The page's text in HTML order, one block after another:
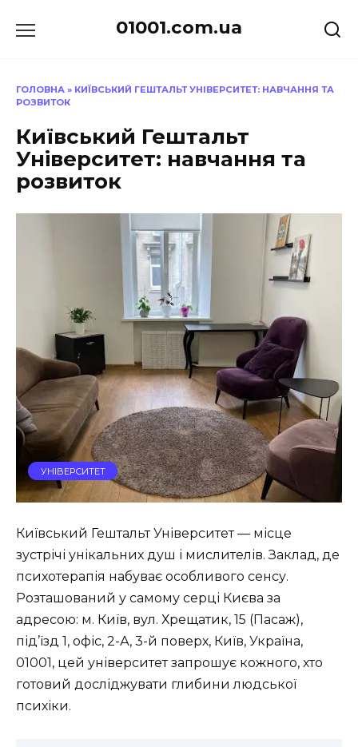
до
01001.com.ua
ГОЛОВНА » КИЇВСЬКИЙ ГЕШТАЛЬТ УНІВЕРСИТЕТ: НАВЧАННЯ ТА
РОЗВИТОК
Київський Гештальт
Університет: навчання та
розвиток
УНІВЕРСИТЕТ
Київський Гештальт Університет — місце
зустрічі унікальних душ і мислителів. Заклад, де
психотерапія набуває особливого сенсу.
Розташований у самому серці Києва за
адресою: м. Київ, вул. Хрещатик, 15 (Пасаж),
під’їзд 1, офіс, 2-А, 3-й поверх, Київ, Україна,
01001, цей університет запрошує кожного, хто
готовий досліджувати глибини людської
психіки.